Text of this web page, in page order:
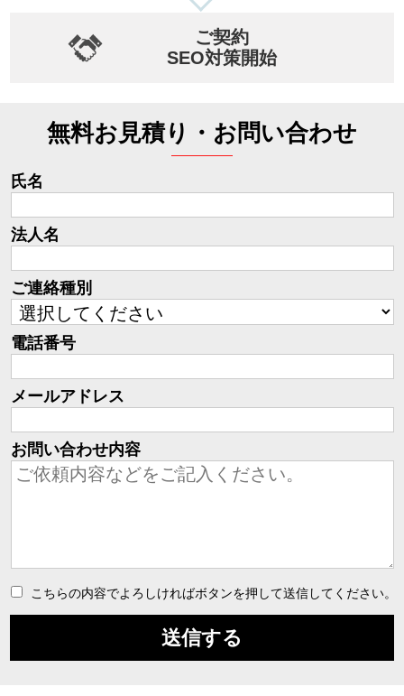
ご契約
SEO対策開始
無料お見積り・お問い合わせ
氏名
法人名
ご連絡種別
電話番号
メールアドレス
お問い合わせ内容
こちらの内容でよろしければボタンを押して送信してください。